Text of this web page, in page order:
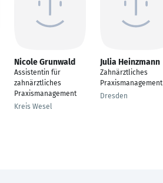
Nicole Grunwald
Assistentin für
zahnärztliches
Praxismanagement
Kreis Wesel
Julia Heinzmann
Zahnärztliches
Praxismanagement
Dresden